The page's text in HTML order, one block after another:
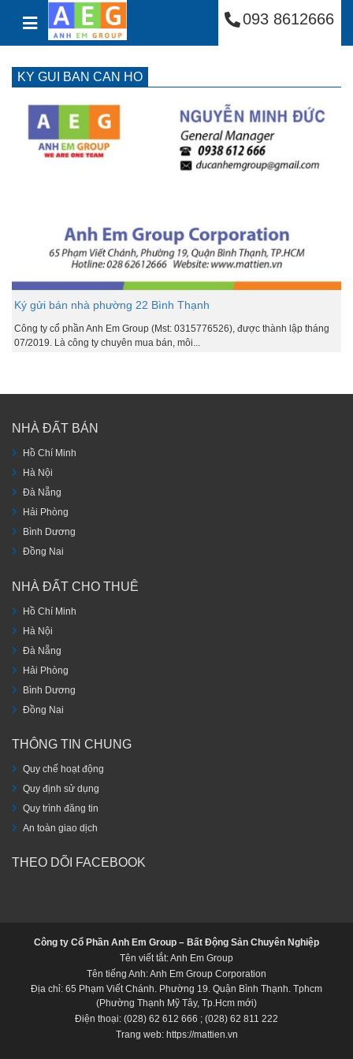
Skip to content Công Ty Cổ Phần
093 8612666
KY GUI BAN CAN HO
Ký gửi bán nhà phường 22 Bình Thạnh
Công ty cổ phần Anh Em Group (Mst: 0315776526), được thành lập tháng
07/2019. Là công ty chuyên mua bán, môi...
NHÀ ĐẤT BÁN
Hồ Chí Minh
Hà Nội
Đà Nẵng
Hải Phòng
Bình Dương
Đồng Nai
NHÀ ĐẤT CHO THUÊ
Hồ Chí Minh
Hà Nội
Đà Nẵng
Hải Phòng
Bình Dương
Đồng Nai
THÔNG TIN CHUNG
Quy chế hoạt động
Quy định sử dụng
Quy trình đăng tin
An toàn giao dịch
THEO DÕI FACEBOOK
Công ty Cổ Phần Anh Em Group – Bất Động Sản Chuyên Nghiệp
Tên viết tắt: Anh Em Group
Tên tiếng Anh: Anh Em Group Corporation
Địa chỉ: 65 Phạm Viết Chánh. Phường 19. Quận Bình Thạnh. Tphcm
(Phường Thạnh Mỹ Tây, Tp.Hcm mới)
Điện thoại: (028) 62 612 666 ; (028) 62 811 222
Trang web: https://mattien.vn